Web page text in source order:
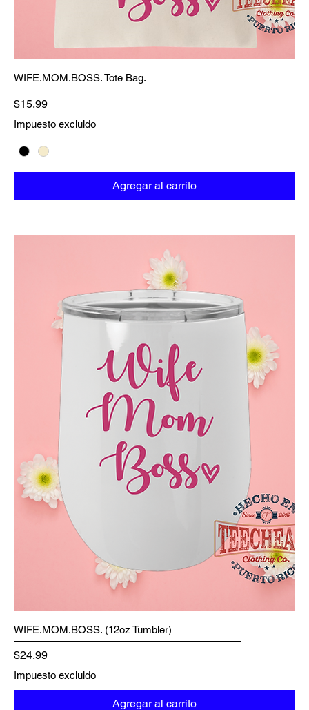
WIFE.MOM.BOSS. Tote Bag.
Precio
$15.99
Impuesto excluido
Agregar al carrito
WIFE.MOM.BOSS. (12oz Tumbler)
Precio
$24.99
Impuesto excluido
Agregar al carrito